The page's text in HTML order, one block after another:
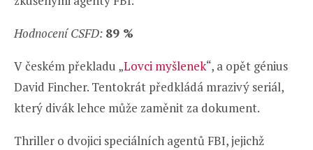
Hodnocení CSFD: 89 %
V českém překladu „Lovci myšlenek“, a opět génius
David Fincher. Tentokrát předkládá mrazivý seriál,
který divák lehce může zaměnit za dokument.
Thriller o dvojici speciálních agentů FBI, jejichž